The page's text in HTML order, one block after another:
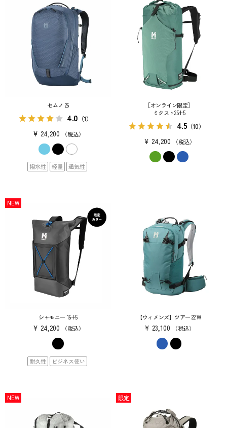
セムノ 25
4.0 （1）
¥ 24,200 税込
撥水性 軽量 通気性
［オンライン限定］
ミクスト25+5
4.5 （10）
¥ 24,200 税込
シャモニー 15+5
¥ 24,200 税込
NEW
耐久性 ビジネス使い
【ウィメンズ】ツアー 22 W
¥ 23,100 税込
NEW 限定